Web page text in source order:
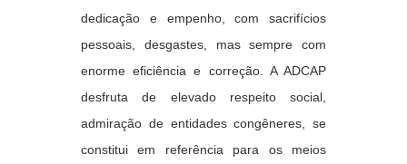
dedicação e empenho, com sacrifícios
pessoais, desgastes, mas sempre com
enorme eficiência e correção. A ADCAP
desfruta de elevado respeito social,
admiração de entidades congêneres, se
constitui em referência para os meios